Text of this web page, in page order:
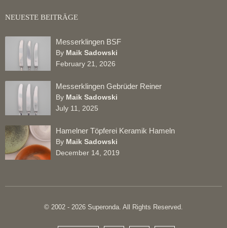
NEUESTE BEITRÄGE
Messerklingen BSF
By Maik Sadowski
February 21, 2026
Messerklingen Gebrüder Reiner
By Maik Sadowski
July 11, 2025
Hamelner Töpferei Keramik Hameln
By Maik Sadowski
December 14, 2019
© 2002 - 2026 Superonda. All Rights Reserved.